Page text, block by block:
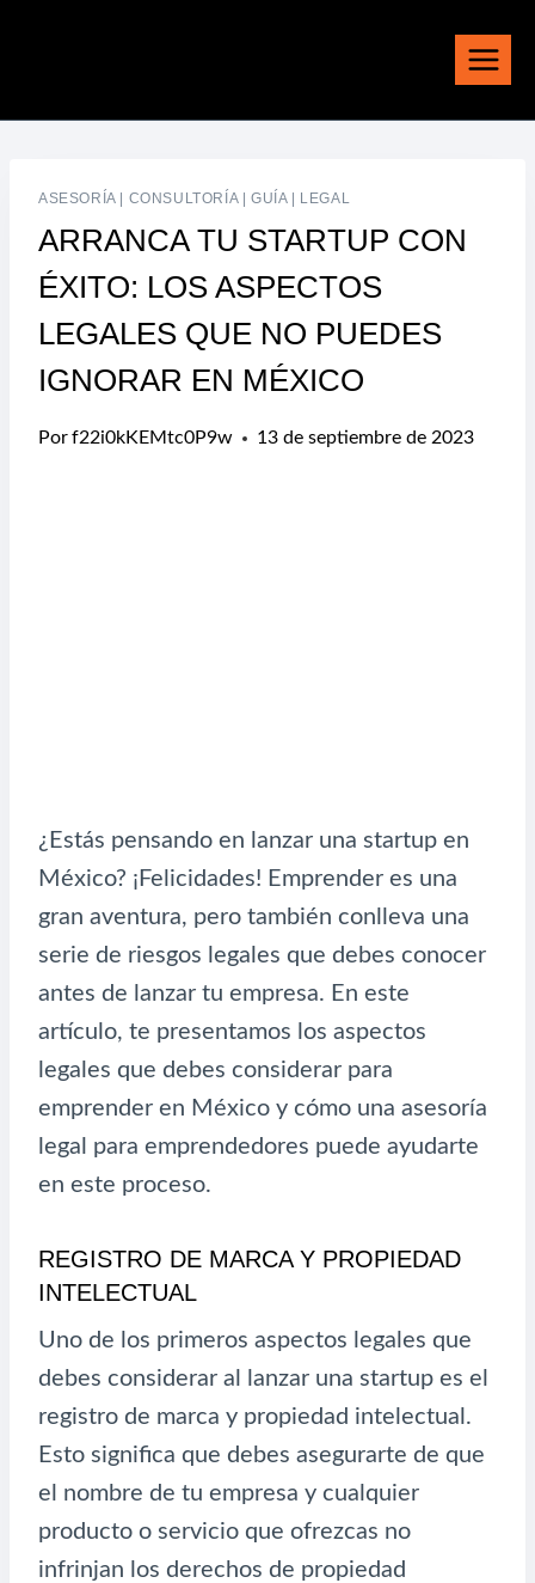
ASESORÍA| CONSULTORÍA|GUÍA| LEGAL
ARRANCA TU STARTUP CON
ÉXITO: LOS ASPECTOS
LEGALES QUE NO PUEDES
IGNORAR EN MÉXICO
Porf22i0kKEMtc0P9w 13 de septiembre de 2023
¿Estás pensando en lanzar una startup en
México? ¡Felicidades! Emprender es una
gran aventura, pero también conlleva una
serie de riesgos legales que debes conocer
antes de lanzar tu empresa. En este
artículo, te presentamos los aspectos
legales que debes considerar para
emprender en México y cómo una asesoría
legal para emprendedores puede ayudarte
en este proceso.
REGISTRO DE MARCA Y PROPIEDAD
INTELECTUAL
Uno de los primeros aspectos legales que
debes considerar al lanzar una startup es el
registro de marca y propiedad intelectual.
Esto significa que debes asegurarte de que
el nombre de tu empresa y cualquier
producto o servicio que ofrezcas no
infrinjan los derechos de propiedad